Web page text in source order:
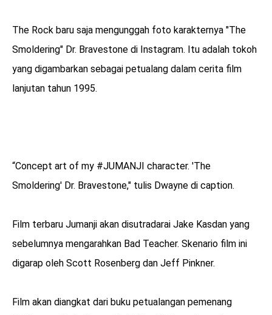
menarik
The Rock baru saja mengunggah foto karakternya "The
Smoldering" Dr. Bravestone di Instagram. Itu adalah tokoh
yang digambarkan sebagai petualang dalam cerita film
lanjutan tahun 1995.
“Concept art of my #JUMANJI character. 'The
Smoldering' Dr. Bravestone," tulis Dwayne di caption.
Film terbaru Jumanji akan disutradarai Jake Kasdan yang
sebelumnya mengarahkan Bad Teacher. Skenario film ini
digarap oleh Scott Rosenberg dan Jeff Pinkner.
Film akan diangkat dari buku petualangan pemenang